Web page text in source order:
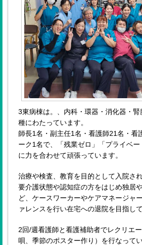
3東病棟は。、内科・環器・消化器・
種にわたっています。
師長1名・副主任1名・看護師21名・看
ーク1名で、「残業ゼロ」「プライベ
に力を合わせて頑張っています。
治療や検査、教育を目的として入院され
要介護状態や認知症の方をはじめ独居
ど、ケースワーカーやケアマネージャ
ァレンスを行い在宅への退院を目指して
2回/週看護師と看護補助者でレクリエ
唄、季節のポスター作り）を行なって